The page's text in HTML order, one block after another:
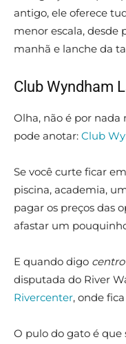
antigo, ele oferece
menor escala, desde
manhã e lanche da
Club Wyndham
Olha, não é por nada
pode anotar: Club
Se você curte ficar
piscina, academia,
pagar os preços das
afastar um
E quando digo centro
disputada do River
Rivercenter, onde
O pulo do gato é que